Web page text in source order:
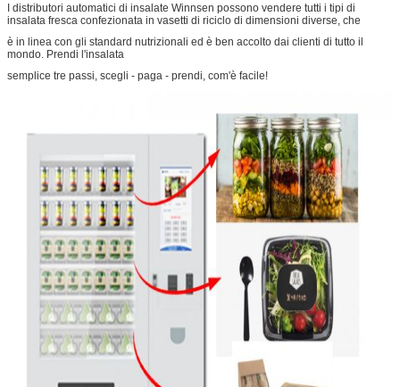
I distributori automatici di insalate Winnsen possono vendere tutti i tipi di
insalata fresca confezionata in vasetti di riciclo di dimensioni diverse, che
è in linea con gli standard nutrizionali ed è ben accolto dai clienti di tutto il
mondo. Prendi l'insalata
semplice tre passi, scegli - paga - prendi, com'è facile!